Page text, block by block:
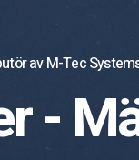
av M-Tec
-